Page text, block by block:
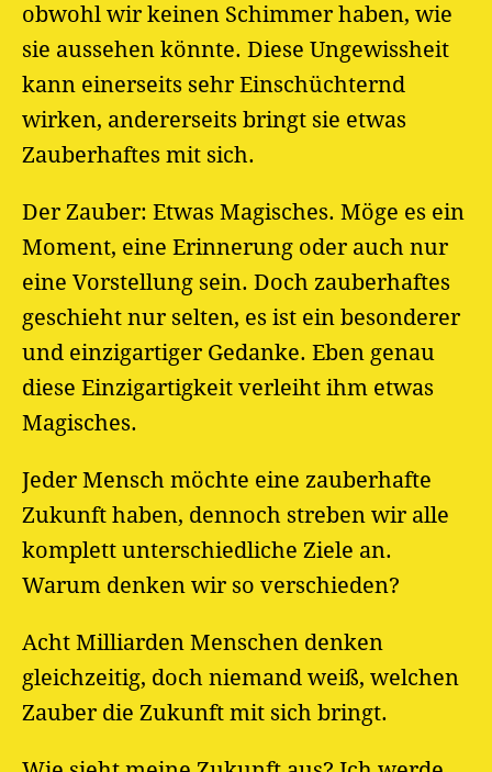
obwohl wir keinen Schimmer haben, wie
sie aussehen könnte. Diese Ungewissheit
kann einerseits sehr Einschüchternd
wirken, andererseits bringt sie etwas
Zauberhaftes mit sich.
Der Zauber: Etwas Magisches. Möge es ein
Moment, eine Erinnerung oder auch nur
eine Vorstellung sein. Doch zauberhaftes
geschieht nur selten, es ist ein besonderer
und einzigartiger Gedanke. Eben genau
diese Einzigartigkeit verleiht ihm etwas
Magisches.
Jeder Mensch möchte eine zauberhafte
Zukunft haben, dennoch streben wir alle
komplett unterschiedliche Ziele an.
Warum denken wir so verschieden?
Acht Milliarden Menschen denken
gleichzeitig, doch niemand weiß, welchen
Zauber die Zukunft mit sich bringt.